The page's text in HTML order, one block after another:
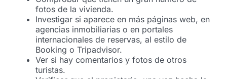
fotos de la vivienda.
Investigar si aparece en más páginas web, en
agencias inmobiliarias o en portales
internacionales de reservas, al estilo de
Booking o Tripadvisor.
Ver si hay comentarios y fotos de otros
turistas.